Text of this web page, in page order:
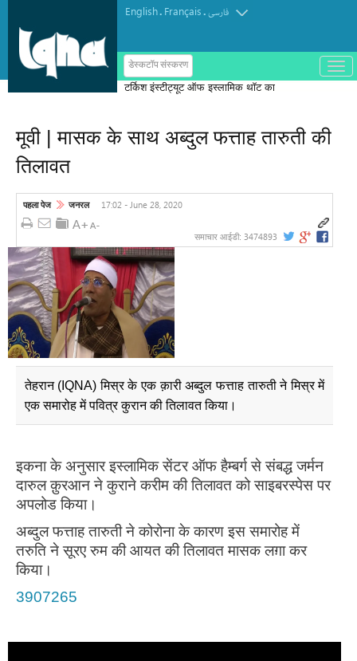
English. Français.فارسی
डेस्कटॉप संस्करण
ب
ا
मूवी | मासक के साथ अब्दुल फत्ताह तारुती की
तिलावत
पहला पेज जनरल 17:02 - June 28, 2020
समाचार आईडी: 3474893
तेहरान (IQNA) मिस्र के एक क़ारी अब्दुल फत्ताह तारुती ने मिस्र में
एक समारोह में पवित्र कुरान की तिलावत किया।
इकना के अनुसार इस्लामिक सेंटर ऑफ हैम्बर्ग से संबद्ध जर्मन
दारुल क़ुरआन ने कुराने करीम की तिलावत को साइबरस्पेस पर
अपलोड किया।
अब्दुल फत्ताह तारुती ने कोरोना के कारण इस समारोह में
तरुति ने सूरए रुम की आयत की तिलावत मासक लग़ा कर
किया।
3907265